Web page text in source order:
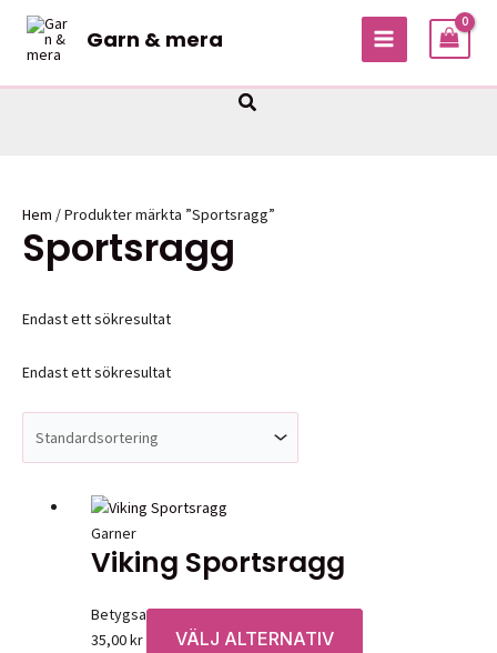
Hoppa
innehåll
Garn & mera
MAIN
Sök
Hem / Produkter märkta ”Sportsragg”
Sportsragg
Endast ett sökresultat
Endast ett sökresultat
Garner
Viking Sportsragg
Betygsatt0av 5
35,00kr VÄLJ ALTERNATIV